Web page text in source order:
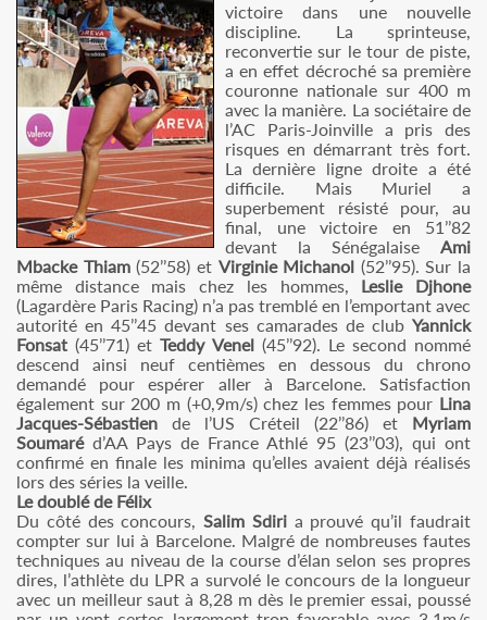
victoire dans une nouvelle
discipline. La sprinteuse,
reconvertie sur le tour de piste,
a en effet décroché sa première
couronne nationale sur 400 m
avec la manière. La sociétaire de
l’AC Paris-Joinville a pris des
risques en démarrant très fort.
La dernière ligne droite a été
difficile. Mais Muriel a
superbement résisté pour, au
final, une victoire en 51’’82
devant la Sénégalaise Ami
Mbacke Thiam(52’’58) et Virginie Michanol (52’’95). Sur la
même distance mais chez les hommes, Leslie Djhone
(Lagardère Paris Racing) n’a pas tremblé en l’emportant avec
autorité en 45’’45 devant ses camarades de club Yannick
Fonsat (45’’71) etTeddy Venel(45’’92). Le second nommé
descend ainsi neuf centièmes en dessous du chrono
demandé pour espérer aller à Barcelone. Satisfaction
également sur 200 m (+0,9m/s) chez les femmes pour Lina
Jacques-Sébastien de l’US Créteil (22’’86) et Myriam
Soumaréd’AA Pays de France Athlé 95 (23’’03), qui ont
confirmé en finale les minima qu’elles avaient déjà réalisés
lors des séries la veille.
Le doublé de Félix
Du côté des concours,Salim Sdiria prouvé qu’il faudrait
compter sur lui à Barcelone. Malgré de nombreuses fautes
techniques au niveau de la course d’élan selon ses propres
dires, l’athlète du LPR a survolé le concours de la longueur
avec un meilleur saut à 8,28 m dès le premier essai, poussé